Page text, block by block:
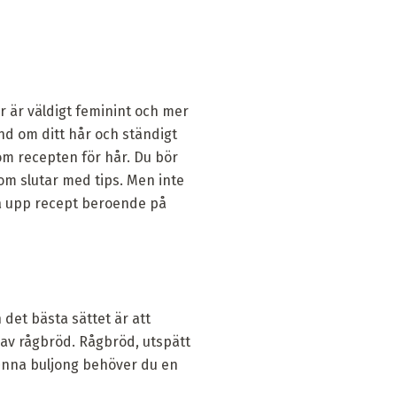
är väldigt feminint och mer
om ditt hår och ständigt
recepten för hår. Du bör
slutar med tips. Men inte
recept beroende på
det bästa sättet är att
rågbröd. Rågbröd, utspätt
buljong behöver du en